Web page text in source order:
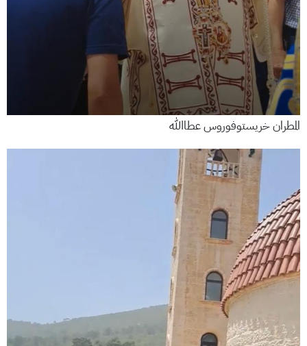
المطران خريستوفوروس عطاالله